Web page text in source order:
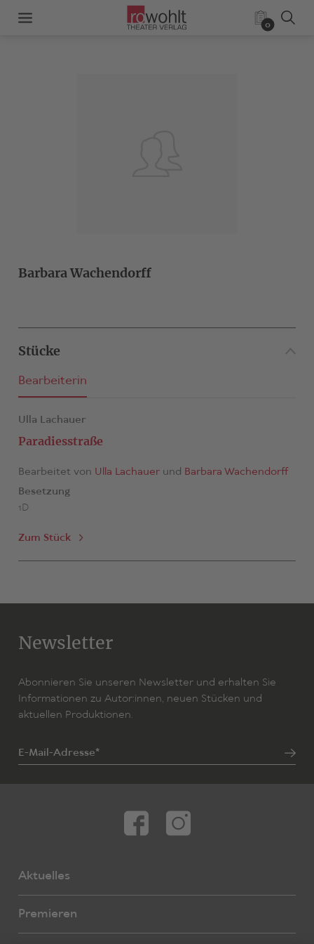
0
Barbara Wachendorff
Stücke
Bearbeiterin
Ulla Lachauer
Paradiesstraße
Bearbeitet von Ulla Lachauerund Barbara Wachendorff
Besetzung
1D
Zum Stück
Newsletter
Abonnieren Sie unseren Newsletter und erhalten Sie
Informationen zu Autor:innen, neuen Stücken und
aktuellen Produktionen.
E-Mail-Adresse*
Aktuelles
Premieren